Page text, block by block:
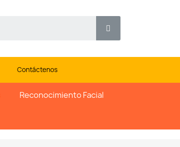
Contáctenos
Reconocimiento Facial